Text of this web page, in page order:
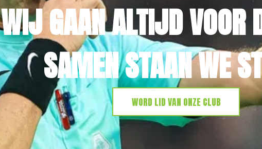
WIJ GAAN ALTIJD VOOR
SAMEN STAAN WE
WORD LID VAN ONZE CLUB